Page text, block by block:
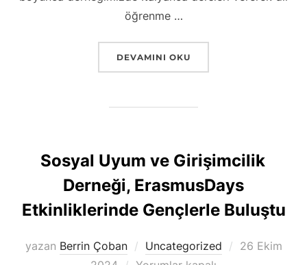
öğrenme …
“DERNEĞIMIZDE İTALYANCA
DEVAMINI OKU
Sosyal Uyum ve Girişimcilik
Derneği, ErasmusDays
Etkinliklerinde Gençlerle Buluştu
yazan Berrin Çoban Uncategorized
Yayımlanma
26 Ekim